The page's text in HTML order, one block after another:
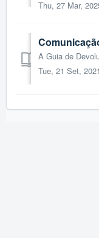
Thu, 27 Mar,
Tue, 21 Set,